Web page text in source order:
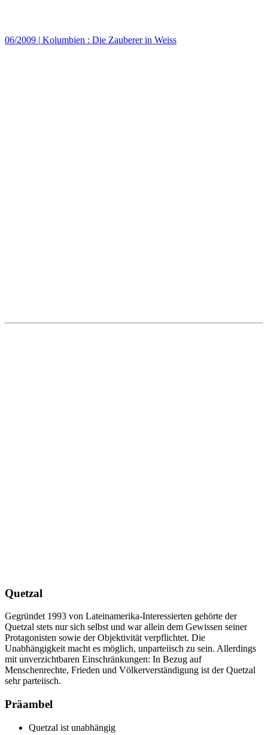
06/2009 | Kolumbien : Die Zauberer in Weiss
Quetzal
Gegründet 1993 von Lateinamerika-Interessierten gehörte der
Quetzal stets nur sich selbst und war allein dem Gewissen seiner
Protagonisten sowie der Objektivität verpflichtet. Die
Unabhängigkeit macht es möglich, unparteiisch zu sein. Allerdings
mit unverzichtbaren Einschränkungen: In Bezug auf
Menschenrechte, Frieden und Völkerverständigung ist der Quetzal
sehr parteiisch.
Präambel
Quetzal ist unabhängig